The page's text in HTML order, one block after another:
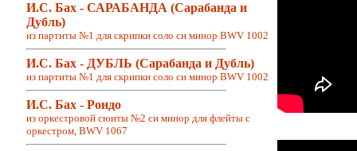
И.С. Бах - САРАБАНДА (Сарабанда и
Дубль)
из партиты №1 для скрипки соло си минор BWV 1002
И.С. Бах - ДУБЛЬ (Сарабанда и Дубль)
из партиты №1 для скрипки соло си минор BWV 1002
И.С. Бах - Рондо
из оркестровой сюиты №2 си минор для флейты с
оркестром, BWV 1067